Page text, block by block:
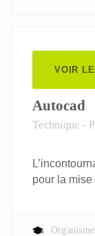
VOIR
Autocad
Technique -
pour la